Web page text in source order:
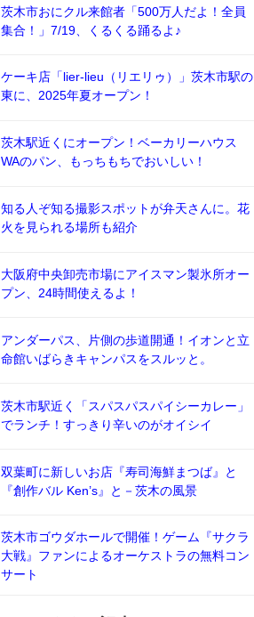
茨木市おにクル来館者「500万人だよ！全員
集合！」7/19、くるくる踊るよ♪
ケーキ店「lier-lieu（リエリゥ）」茨木市駅の
東に、2025年夏オープン！
茨木駅近くにオープン！ベーカリーハウス
WAのパン、もっちもちでおいしい！
知る人ぞ知る撮影スポットが弁天さんに。花
火を見られる場所も紹介
大阪府中央卸売市場にアイスマン製氷所オー
プン、24時間使えるよ！
アンダーパス、片側の歩道開通！イオンと立
命館いばらきキャンパスをスルッと。
茨木市駅近く「スパスパスパイシーカレー」
でランチ！すっきり辛いのがオイシイ
双葉町に新しいお店『寿司海鮮まつば』と
『創作バル Ken’s』と－茨木の風景
茨木市ゴウダホールで開催！ゲーム『サクラ
大戦』ファンによるオーケストラの無料コン
サート